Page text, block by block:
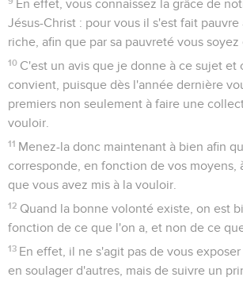
En effet, vous connaissez la grâce de
Jésus-Christ : pour vous il s'est fait
riche, afin que par sa pauvreté vous soyez
10 C'est un avis que je donne à ce sujet et
convient, puisque dès l'année dernière
premiers non seulement à faire une
vouloir.
11 Menez-la donc maintenant à bien afin
corresponde, en fonction de vos moyens,
que vous avez mis à la vouloir.
12 Quand la bonne volonté existe, on est
fonction de ce que l'on a, et non de ce
13 En effet, il ne s'agit pas de vous
en soulager d'autres, mais de suivre un